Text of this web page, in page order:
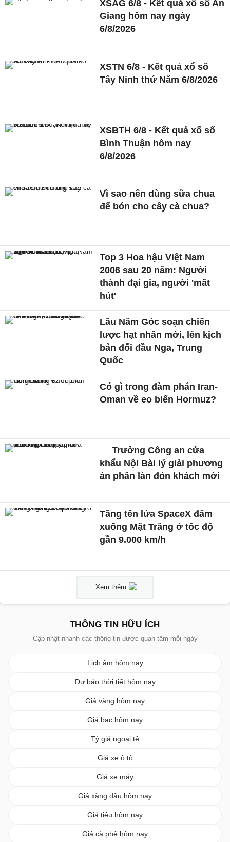
XSAG 6/8 - Kết quả xổ số An
Giang hôm nay ngày
6/8/2026
XSTN 6/8 - Kết quả xổ số
Tây Ninh thứ Năm 6/8/2026
XSBTH 6/8 - Kết quả xổ số
Bình Thuận hôm nay
6/8/2026
Vì sao nên dùng sữa chua
để bón cho cây cà chua?
Top 3 Hoa hậu Việt Nam
2006 sau 20 năm: Người
thành đại gia, người 'mất
hút'
Lầu Năm Góc soạn chiến
lược hạt nhân mới, lên kịch
bản đối đầu Nga, Trung
Quốc
Có gì trong đàm phán Iran-
Oman về eo biển Hormuz?
Trưởng Công an cửa
khẩu Nội Bài lý giải phương
án phân làn đón khách mới
Tầng tên lửa SpaceX đâm
xuống Mặt Trăng ở tốc độ
gần 9.000 km/h
Xem thêm
THÔNG TIN HỮU ÍCH
Cập nhật nhanh các thông tin được quan tâm mỗi ngày
Lịch âm hôm nay
Dự báo thời tiết hôm nay
Giá vàng hôm nay
Giá bạc hôm nay
Tỷ giá ngoại tệ
Giá xe ô tô
Giá xe máy
Giá xăng dầu hôm nay
Giá tiêu hôm nay
Giá cà phê hôm nay